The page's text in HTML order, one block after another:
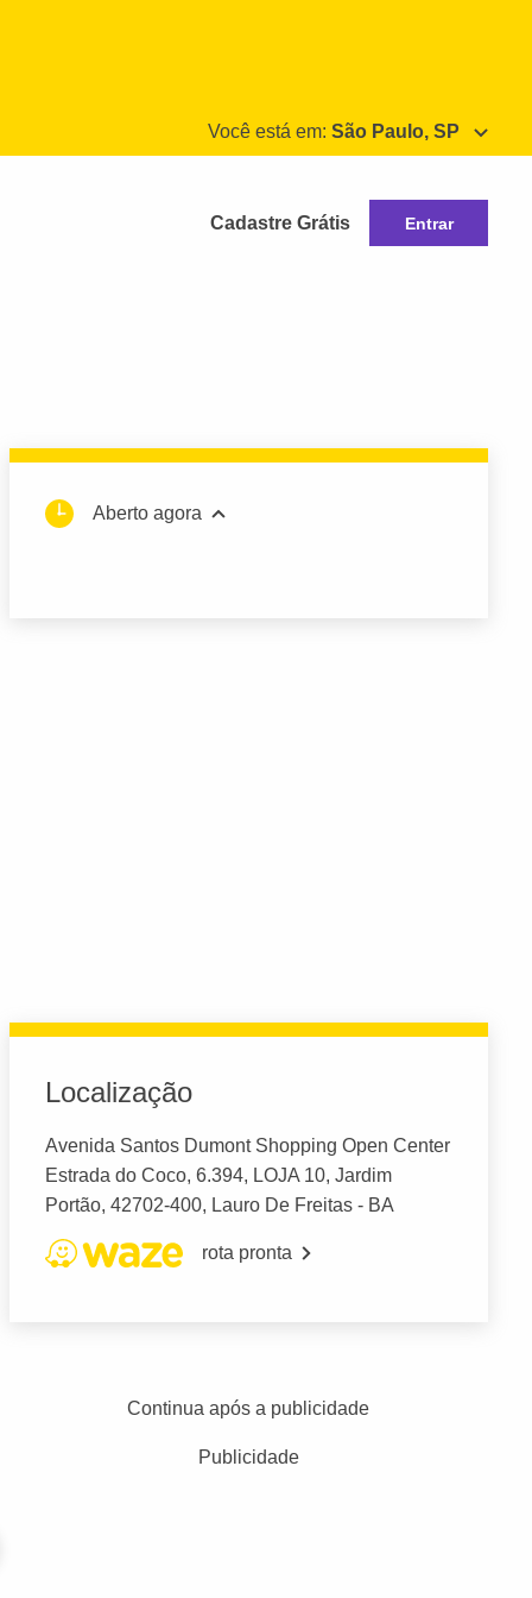
Você está em: São Paulo, SP
Cadastre Grátis Entrar
Aberto agora
Localização
Avenida Santos Dumont Shopping Open Center
Estrada do Coco, 6.394, LOJA 10, Jardim
Portão, 42702-400, Lauro De Freitas - BA
rota pronta
Continua após a publicidade
Publicidade